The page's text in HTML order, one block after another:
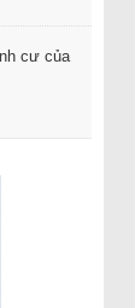
cư của